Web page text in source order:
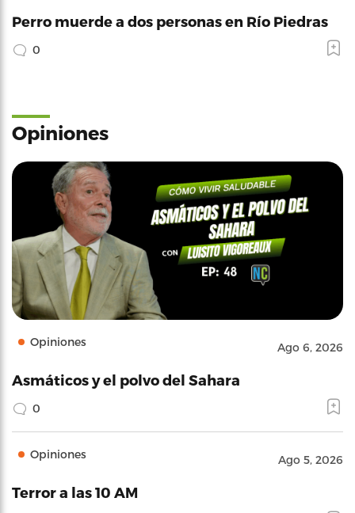
Perro muerde a dos personas en Río Piedras
0
Opiniones
Opiniones Ago 6, 2026
Asmáticos y el polvo del Sahara
0
Opiniones Ago 5, 2026
Terror a las 10 AM